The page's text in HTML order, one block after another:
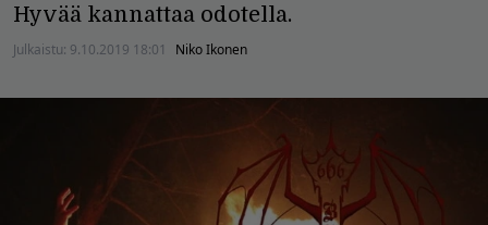
Hyvää kannattaa odotella.
Julkaistu: 9.10.2019 18:01 Niko Ikonen